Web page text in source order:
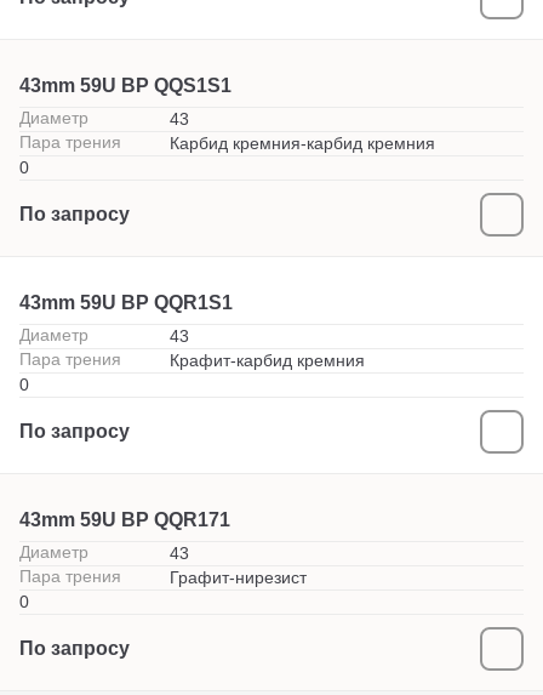
43mm 59U BP QQS1S1
Диаметр
43
Пара трения
Карбид кремния-карбид кремния
0
По запросу
43mm 59U BP QQR1S1
Диаметр
43
Пара трения
Крафит-карбид кремния
0
По запросу
43mm 59U BP QQR171
Диаметр
43
Пара трения
Графит-нирезист
0
По запросу